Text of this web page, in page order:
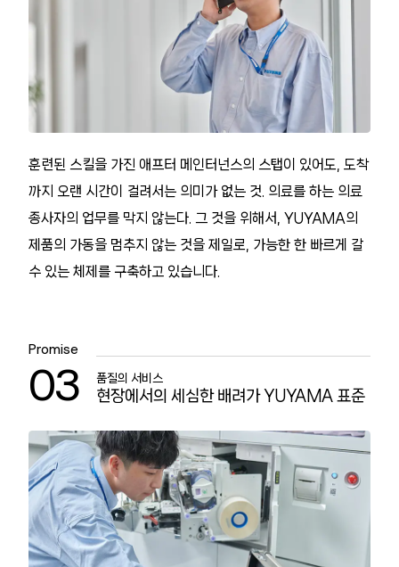
훈련된 스킬을 가진 애프터 메인터넌스의 스탭이 있어도, 도착
까지 오랜 시간이 걸려서는 의미가 없는 것. 의료를 하는 의료
종사자의 업무를 막지 않는다. 그 것을 위해서, YUYAMA의
제품의 가동을 멈추지 않는 것을 제일로, 가능한 한 빠르게 갈
수 있는 체제를 구축하고 있습니다.
Promise
03 품질의 서비스
현장에서의 세심한 배려가 YUYAMA 표준